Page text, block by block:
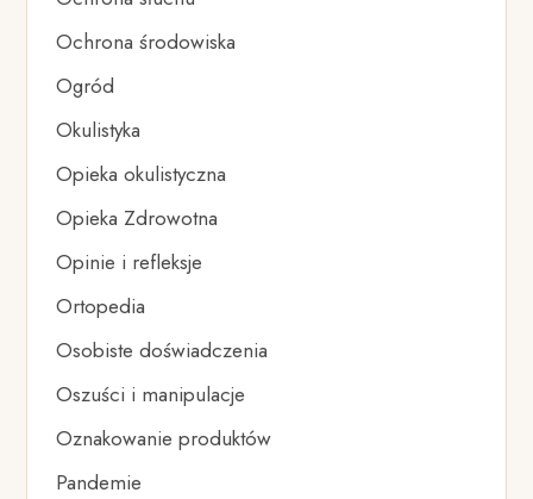
Ochrona środowiska
Ogród
Okulistyka
Opieka okulistyczna
Opieka Zdrowotna
Opinie i refleksje
Ortopedia
Osobiste doświadczenia
Oszuści i manipulacje
Oznakowanie produktów
Pandemie